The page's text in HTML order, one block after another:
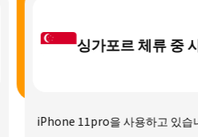
싱가포르 체류 중
iPhone 11pro을 사용하고 있습